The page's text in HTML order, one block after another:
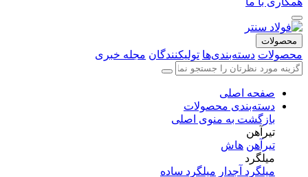
محصولات
محصولات دسته‌بندی‌ها تولیکنندگان مجله خبری
صفحه اصلی
دسته‌بندی محصولات
بازگشت به منوی اصلی
تیرآهن
تیرآهن هاش
میلگرد
میلگرد آجدار میلگرد ساده